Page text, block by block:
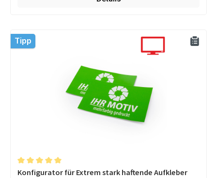
Tipp
Durchschnittliche Bewertung von 5 von 5 Sternen
Konfigurator für Extrem stark haftende Aufkleber